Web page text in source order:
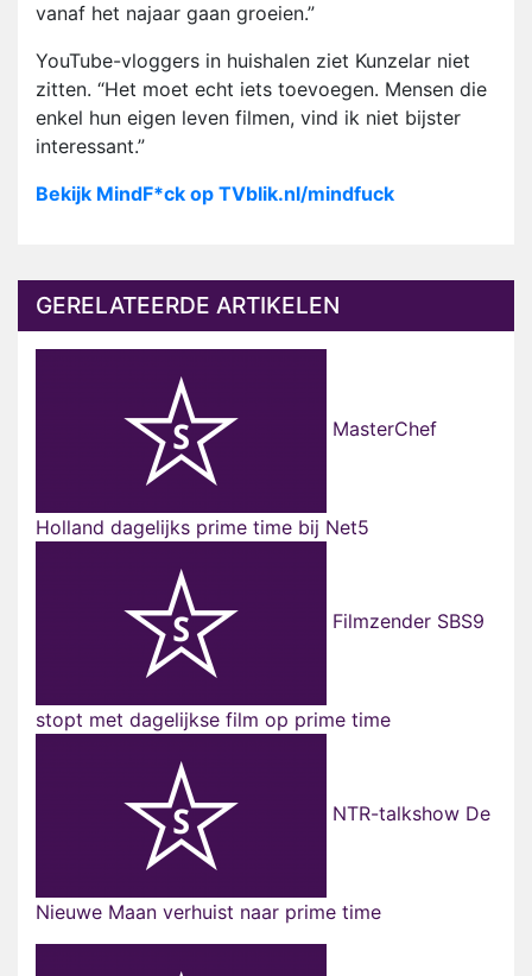
vanaf het najaar gaan groeien.”
YouTube-vloggers in huishalen ziet Kunzelar niet
zitten. “Het moet echt iets toevoegen. Mensen die
enkel hun eigen leven filmen, vind ik niet bijster
interessant.”
Bekijk MindF*ck op TVblik.nl/mindfuck
GERELATEERDE ARTIKELEN
MasterChef
Holland dagelijks prime time bij Net5
Filmzender SBS9
stopt met dagelijkse film op prime time
NTR-talkshow De
Nieuwe Maan verhuist naar prime time